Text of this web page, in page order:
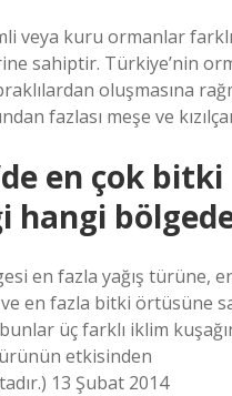
veya kuru ormanlar
sahiptir. Türkiye’nin
oluşmasına
fazlası meşe ve
en çok bitki
hangi
en fazla yağış türüne,
en fazla bitki örtüsüne
üç farklı iklim
etkisinden
13 Şubat 2014